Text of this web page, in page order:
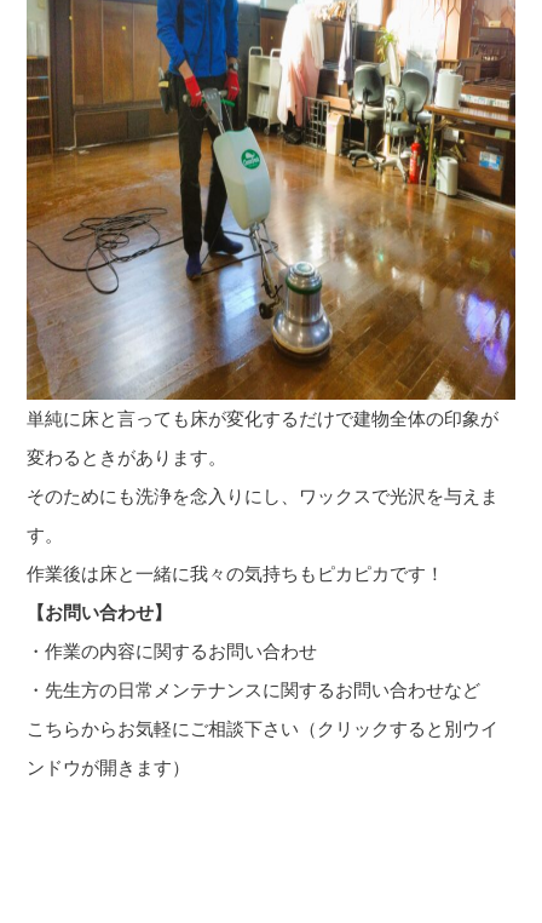
単純に床と言っても床が変化するだけで建物全体の印象が
変わるときがあります。
そのためにも洗浄を念入りにし、ワックスで光沢を与えま
す。
作業後は床と一緒に我々の気持ちもピカピカです！
【お問い合わせ】
・作業の内容に関するお問い合わせ
・先生方の日常メンテナンスに関するお問い合わせなど
こちらからお気軽にご相談下さい（クリックすると別ウイ
ンドウが開きます）